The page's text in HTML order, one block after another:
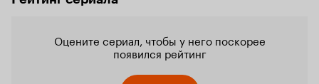
Оцените сериал, чтобы у него поскорее
появился рейтинг